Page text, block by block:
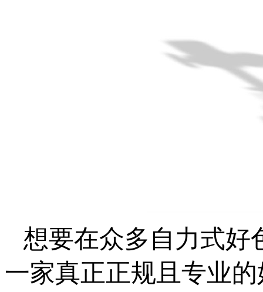
想要在众多自力式好
一家真正正规且专业